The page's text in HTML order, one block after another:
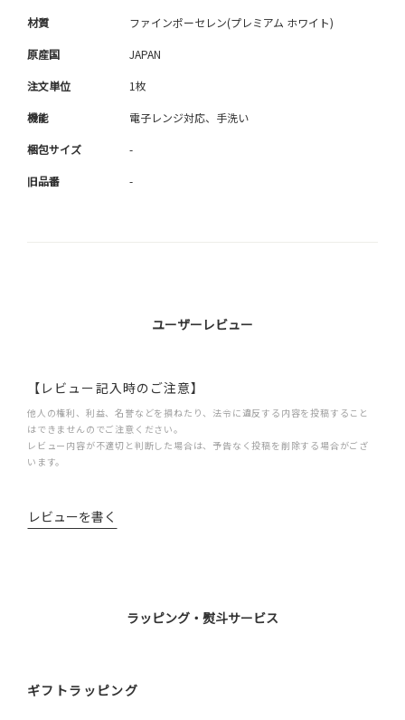
材質 ファインポーセレン(プレミアム ホワイト)
原産国 JAPAN
注文単位 1枚
機能 電子レンジ対応、手洗い
梱包サイズ -
旧品番 -
ユーザーレビュー
【レビュー記入時のご注意】
他人の権利、利益、名誉などを損ねたり、法令に違反する内容を投稿すること
はできませんのでご注意ください。
レビュー内容が不適切と判断した場合は、予告なく投稿を削除する場合がござ
います。
レビューを書く
ラッピング・熨斗サービス
ギフトラッピング